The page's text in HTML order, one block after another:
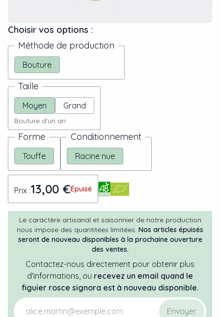
Choisir vos options :
Méthode de production
Bouture
Taille
Moyen Grand
Bouture d'un an
Forme
Touffe
Conditionnement
Racine nue
Prix :13,00 €Épuisé
Le caractère artisanal et saisonnier de notre production
nous impose des quantitées limitées. Nos articles épuisés
seront de nouveau disponibles à la prochaine ouverture
des ventes.
Contactez-nous directement pour obtenir plus
d'informations, ou recevez un email quand le
figuier rosce signora est à nouveau disponible.
Envoyer